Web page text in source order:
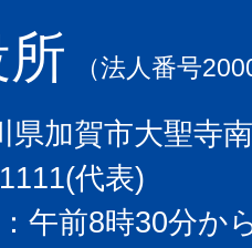
（法人番号
県加賀市大聖寺
代表)
午前8時30分か